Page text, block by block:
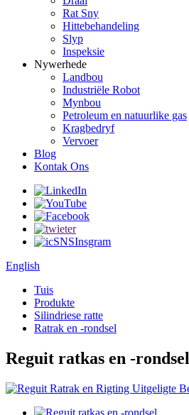
Rat Sny
Hittebehandeling
Slyp
Inspeksie
Nywerhede
Landbou
Industriële Robot
Mynbou
Petroleum en natuurlike gas
Kragbedryf
Vervoer
Blog
Kontak Ons
English
Tuis
Produkte
Silindriese ratte
Ratrak en -rondsel
Reguit ratkas en -rondsel